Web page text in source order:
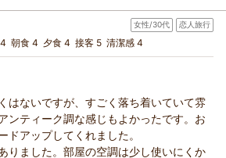
ていただけることが最大の喜びでござ
境や、温泉大浴場のご利用、お食事を
を励みとして、今後も快適なご滞在を
(夫婦旅行)
)
食≪作りたてパスタをお好きなだけ≫ ＝前菜・温
ツイン 朝・夕
円(大人一人あたり/税込)
からの返信
り、厚く御礼申し上げます
オン那須にご来館いただき心より感謝
女性/30代 恋人旅行
朝食 4 夕食 4 接客 5 清潔感 4
はないですが、すごく落ち着いていて雰
ンティーク調な感じもよかったです。お
ドアップしてくれました。
りました。部屋の空調は少し使いにくか